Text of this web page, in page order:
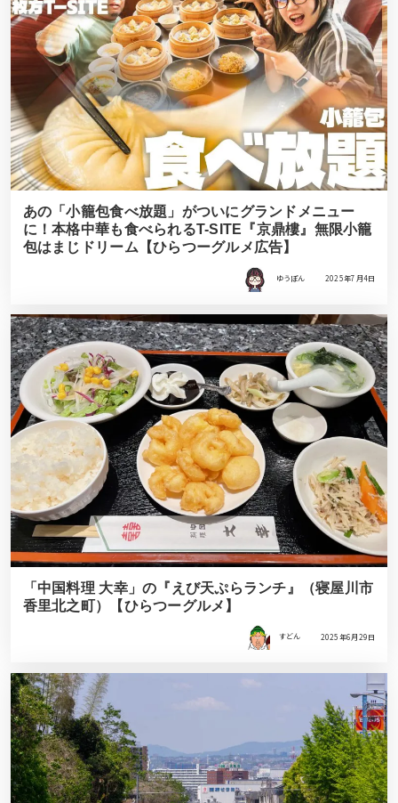
あの「小籠包食べ放題」がついにグランドメニュー
に！本格中華も食べられるT-SITE『京鼎樓』無限小籠
包はまじドリーム【ひらつーグルメ広告】
ゆうぽん 2025年7月4日
「中国料理 大幸」の『えび天ぷらランチ』（寝屋川市
香里北之町）【ひらつーグルメ】
すどん 2025年6月29日